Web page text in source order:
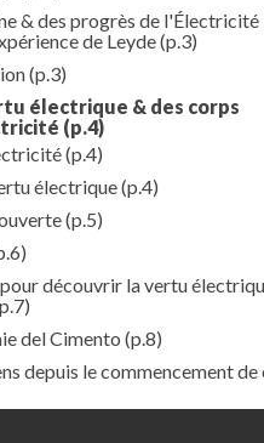
& des progrès de l'Électricité
de Leyde(p.3)
(p.3)
électrique & des corps
(p.4)
(p.4)
électrique(p.4)
(p.5)
découvrir la vertu
del Cimento (p.8)
depuis le commencement de